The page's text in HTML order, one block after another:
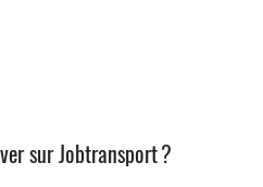
sur Jobtransport ?